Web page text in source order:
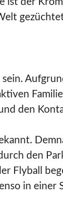
den
den
Flyball
in einer